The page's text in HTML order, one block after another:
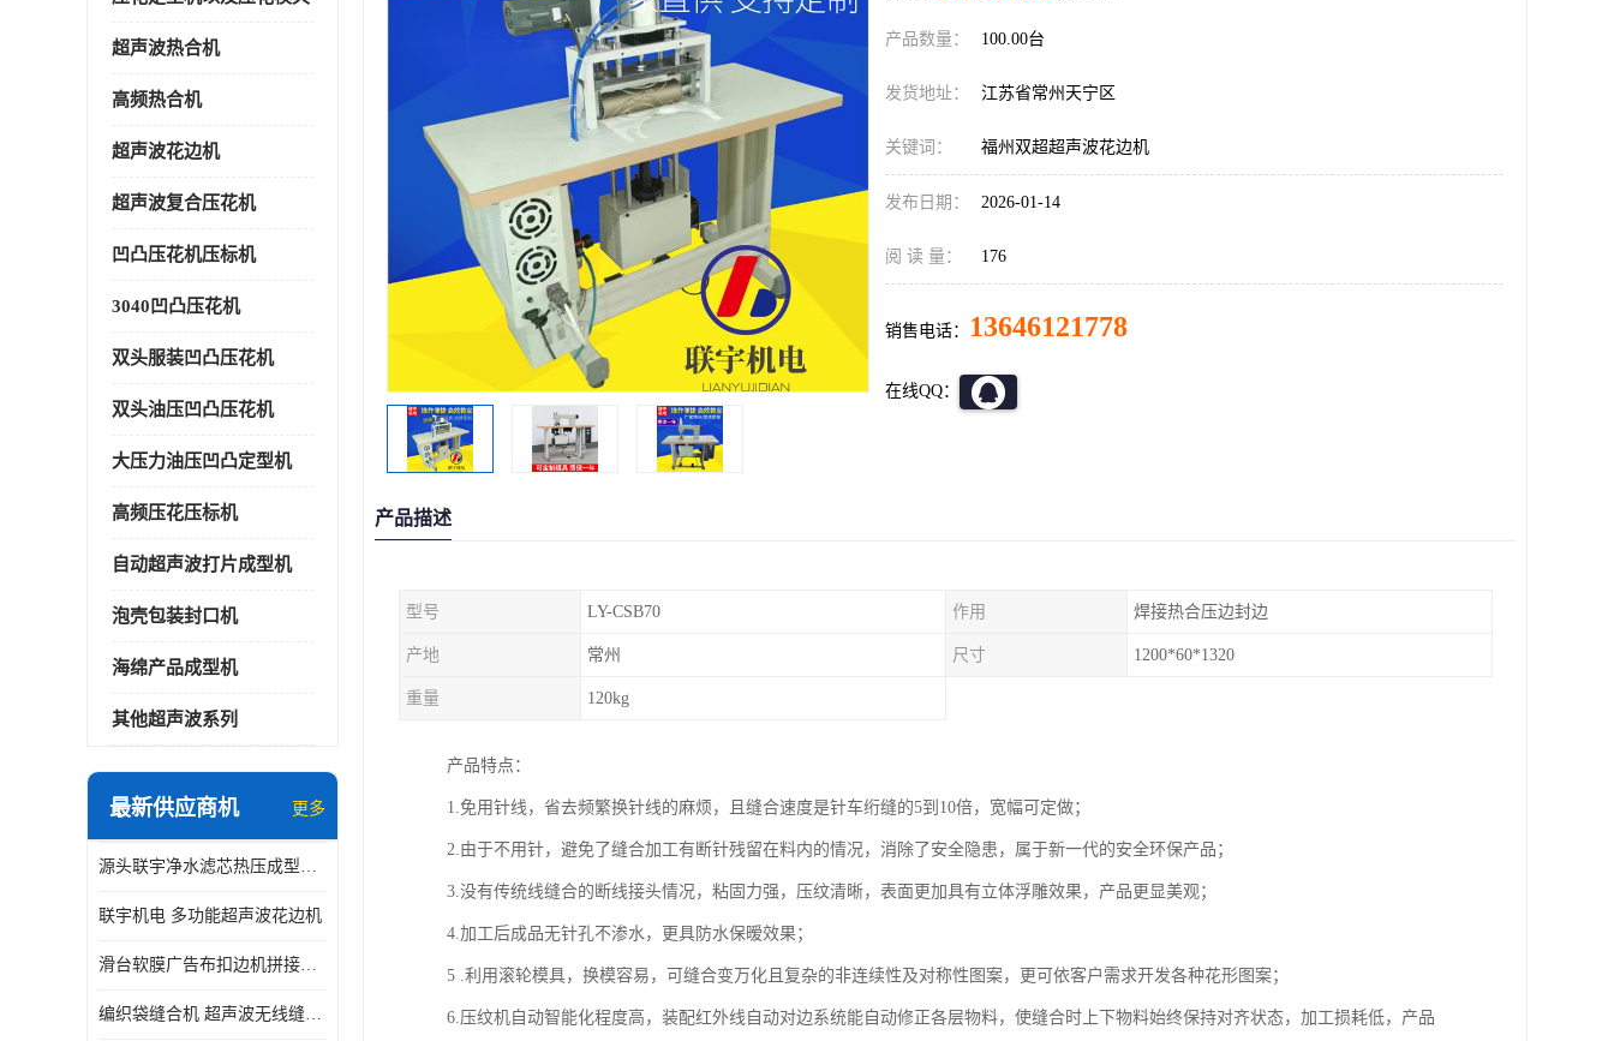
超声波热合机
高频热合机
超声波花边机
超声波复合压花机
凹凸压花机压标机
3040凹凸压花机
双头服装凹凸压花机
双头油压凹凸压花机
大压力油压凹凸定型机
高频压花压标机
自动超声波打片成型机
泡壳包装封口机
海绵产品成型机
其他超声波系列
最新供应商机 更多
源头联宇净水滤芯热压成型机器 超声波大功率封边机
联宇机电 多功能超声波花边机
滑台软膜广告布扣边机拼接机用于焊接热合拼接作用
编织袋缝合机 超声波无线缝合机 厂家现货供应
产品数量： 100.00台
发货地址： 江苏省常州天宁区
关键词： 福州双超超声波花边机
发布日期： 2026-01-14
阅 读 量： 176
销售电话： 13646121778
在线QQ：
产品描述
型号 LY-CSB70 作用 焊接热合压边封边
产地 常州 尺寸 1200*60*1320
重量 120kg
产品特点：
1.免用针线，省去频繁换针线的麻烦，且缝合速度是针车绗缝的5到10倍，宽幅可定做；
2.由于不用针，避免了缝合加工有断针残留在料内的情况，消除了安全隐患，属于新一代的安全环保产品；
3.没有传统线缝合的断线接头情况，粘固力强，压纹清晰，表面更加具有立体浮雕效果，产品更显美观；
4.加工后成品无针孔不渗水，更具防水保暧效果；
5 .利用滚轮模具，换模容易，可缝合变万化且复杂的非连续性及对称性图案，更可依客户需求开发各种花形图案；
6.压纹机自动智能化程度高，装配红外线自动对边系统能自动修正各层物料，使缝合时上下物料始终保持对齐状态，加工损耗低，产品